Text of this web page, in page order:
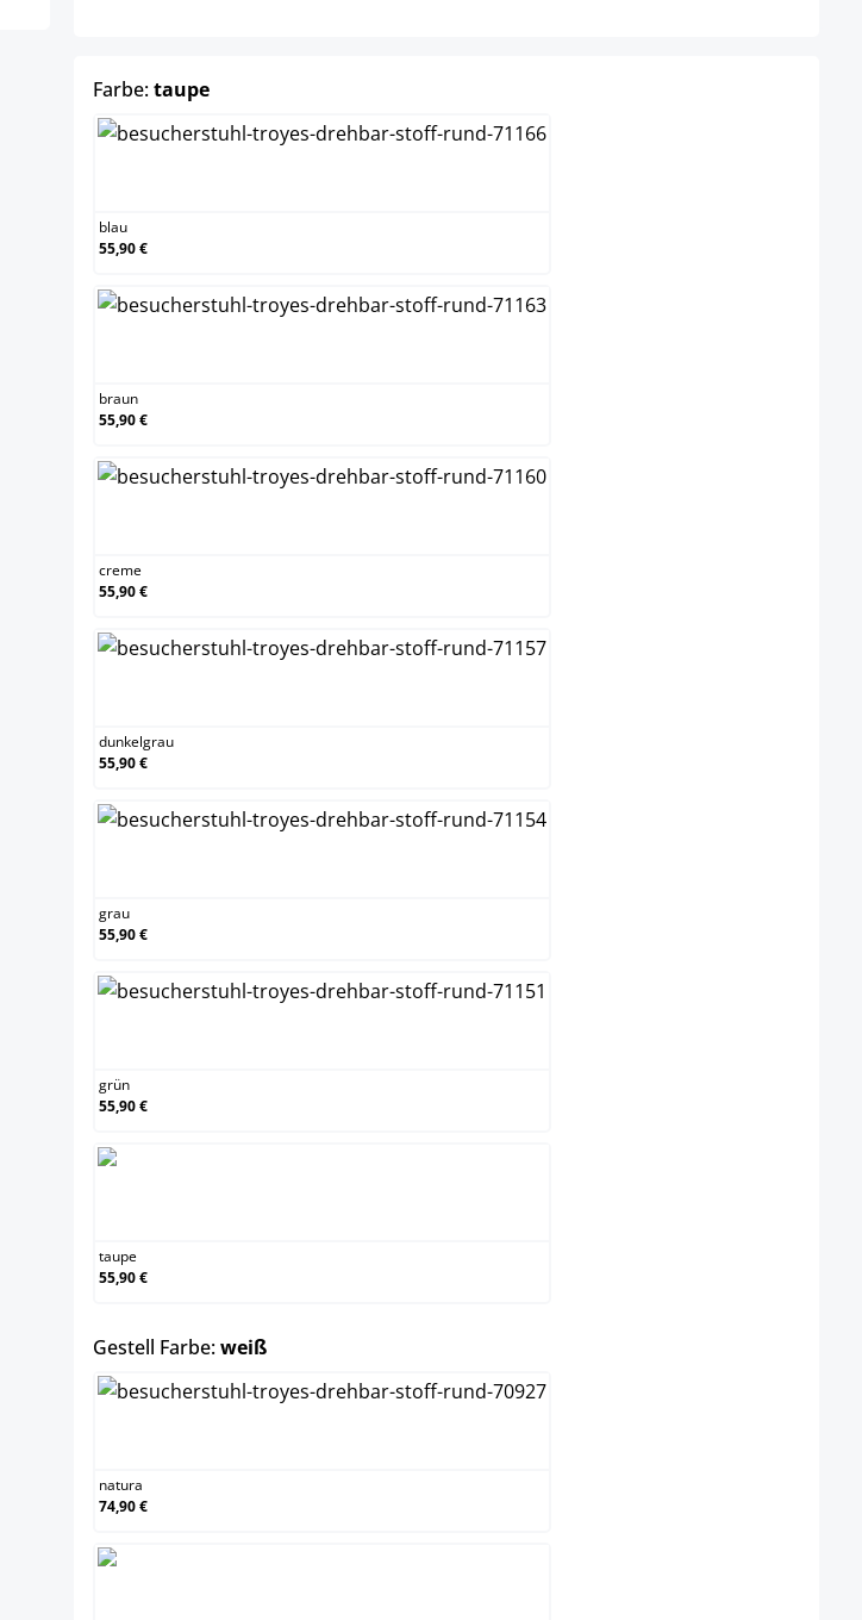
Farbe:taupeauswählen
blau
55,90 €
braun
55,90 €
creme
55,90 €
dunkelgrau
55,90 €
grau
55,90 €
grün
55,90 €
taupe
55,90 €
Gestell Farbe:weißauswählen
natura
74,90 €